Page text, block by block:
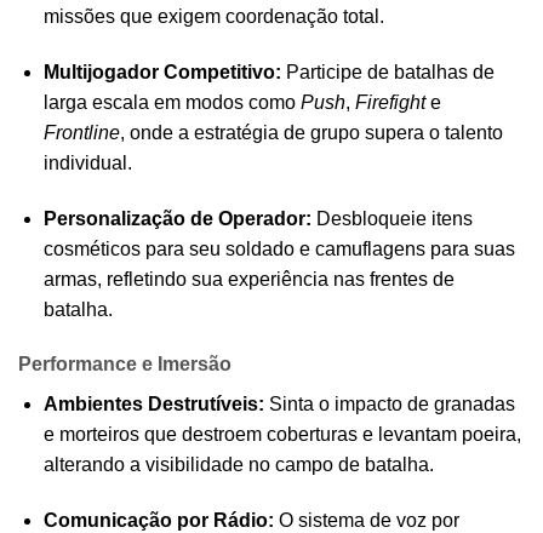
missões que exigem coordenação total.
Multijogador Competitivo: Participe de batalhas de
larga escala em modos como Push, Firefighte
Frontline, onde a estratégia de grupo supera o talento
individual.
Personalização de Operador: Desbloqueie itens
cosméticos para seu soldado e camuflagens para suas
armas, refletindo sua experiência nas frentes de
batalha.
Performance e Imersão
Ambientes Destrutíveis: Sinta o impacto de granadas
e morteiros que destroem coberturas e levantam poeira,
alterando a visibilidade no campo de batalha.
Comunicação por Rádio: O sistema de voz por